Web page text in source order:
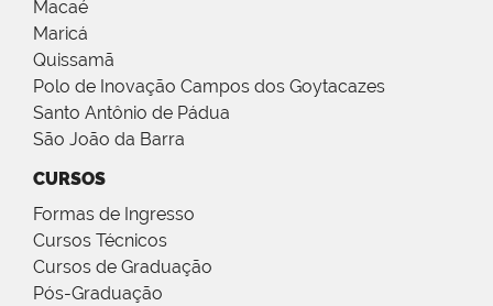
Macaé
Maricá
Quissamã
Polo de Inovação Campos dos Goytacazes
Santo Antônio de Pádua
São João da Barra
CURSOS
Formas de Ingresso
Cursos Técnicos
Cursos de Graduação
Pós-Graduação